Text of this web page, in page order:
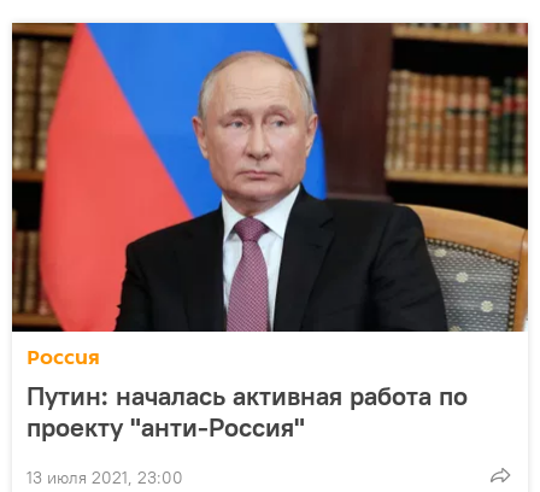
Россия
Путин: началась активная работа по
проекту "анти-Россия"
13 июля 2021, 23:00